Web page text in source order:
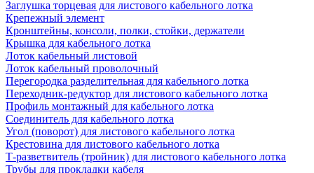
Заглушка торцевая для листового кабельного лотка
Крепежный элемент
Кронштейны, консоли, полки, стойки, держатели
Крышка для кабельного лотка
Лоток кабельный листовой
Лоток кабельный проволочный
Перегородка разделительная для кабельного лотка
Переходник-редуктор для листового кабельного лотка
Профиль монтажный для кабельного лотка
Соединитель для кабельного лотка
Угол (поворот) для листового кабельного лотка
Крестовина для листового кабельного лотка
Т-разветвитель (тройник) для листового кабельного лотка
Трубы для прокладки кабеля